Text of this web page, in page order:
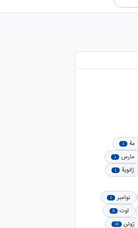
مهٔ 1
مارس 1
ژانویهٔ 1
نوامبر 1
اوت 6
ژوئن 10